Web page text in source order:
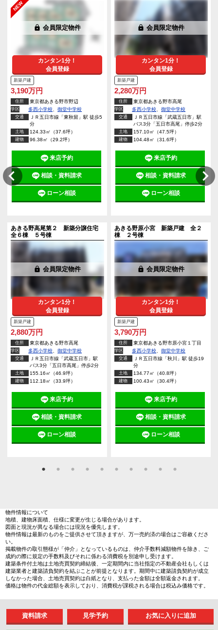
lock 会員限定物件
カンタン1分！
会員登録
新築戸建
3,190万円
住所 東京都あきる野市野辺
学区 多西小学校 、御堂中学校
交通
ＪＲ五日市線「東秋留」駅 徒歩5
分
土地 124.33㎡（37.6坪）
建物 96.38㎡（29.2坪）
来店予約
相談・資料請求
ローン相談
lock 会員限定物件
カンタン1分！
会員登録
新築戸建
2,280万円
住所 東京都あきる野市高尾
学区 多西小学校 、御堂中学校
交通
ＪＲ五日市線「武蔵五日市」駅
バス3分「五日市高尾」停歩2分
土地 157.10㎡（47.5坪）
建物 104.48㎡（31.6坪）
来店予約
相談・資料請求
ローン相談
あきる野高尾第２ 新築分譲住宅
全６棟 ５号棟
lock 会員限定物件
カンタン1分！
会員登録
新築戸建
2,880万円
住所 東京都あきる野市高尾
学区 多西小学校 、御堂中学校
交通
ＪＲ五日市線「武蔵五日市」駅
バス3分「五日市高尾」停歩2分
土地 155.16㎡（46.9坪）
建物 112.18㎡（33.9坪）
来店予約
相談・資料請求
ローン相談
あきる野原小宮 新築戸建 全２
棟 ２号棟
lock 会員限定物件
カンタン1分！
会員登録
新築戸建
3,790万円
住所 東京都あきる野市原小宮１丁目
学区 多西小学校 、御堂中学校
交通
ＪＲ五日市線「秋川」駅 徒歩19
分
土地 134.77㎡（40.8坪）
建物 100.43㎡（30.4坪）
来店予約
相談・資料請求
ローン相談
物件情報について
地積、建物床面積、仕様に変更が生じる場合があります。
図面と現況が異なる場合には現況を優先します。
物件情報は最新のものをご提供させて頂きますが、万一売約済の場合はご容赦くださ
い。
掲載物件の取引態様が「仲介」となっているものは、仲介手数料減額物件を除き、ご
成約の際に規定の手数料及びそれに係わる消費税を別途申し受けます。
建築条件付土地は土地売買契約締結後、一定期間内に当社指定の不動産会社もしくは
建築業者と建築請負契約を結ぶことが前提となります。期間中に建築請負契約が成立
しなかった場合、土地売買契約は白紙となり、支払った金額は全額返金されます。
価格は物件の代金総額を表示しており、消費税が課税される場合は税込み価格です。
資料請求 見学予約